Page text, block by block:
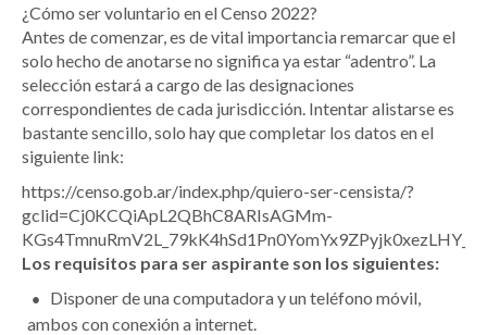
¿Cómo ser voluntario en el Censo 2022?
Antes de comenzar, es de vital importancia remarcar que el
solo hecho de anotarse no significa ya estar “adentro”. La
selección estará a cargo de las designaciones
correspondientes de cada jurisdicción. Intentar alistarse es
bastante sencillo, solo hay que completar los datos en el
siguiente link:
https://censo.gob.ar/index.php/quiero-ser-censista/?
gclid=Cj0KCQiApL2QBhC8ARIsAGMm-
Los requisitos para ser aspirante son los siguientes:
Disponer de una computadora y un teléfono móvil,
ambos con conexión a internet.